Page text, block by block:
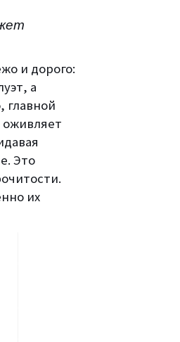
и дорого:
а
главной
Это
их